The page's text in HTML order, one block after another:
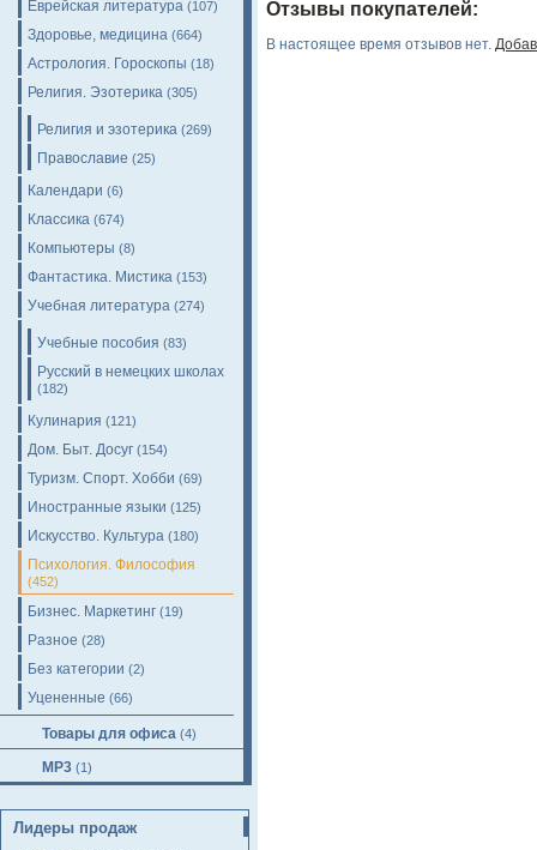
Еврейская литература (107)
Здоровье, медицина (664)
Астрология. Гороскопы (18)
Религия. Эзотерика (305)
Религия и эзотерика (269)
Православие (25)
Календари (6)
Классика (674)
Компьютеры (8)
Фантастика. Мистика (153)
Учебная литература (274)
Учебные пособия (83)
Русский в немецких школах
(182)
Кулинария (121)
Дом. Быт. Досуг (154)
Туризм. Спорт. Хобби (69)
Иностранные языки (125)
Искусство. Культура (180)
Психология. Философия
(452)
Бизнес. Маркетинг (19)
Разное (28)
Без категории (2)
Уцененные (66)
Товары для офиса (4)
MP3 (1)
Лидеры продаж
Отзывы покупателей:
В настоящее время отзывов нет.